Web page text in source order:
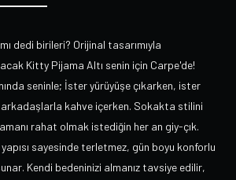
dedi birileri? Orijinal tasarımıyla
Kitty Pijama Altı senin için Carpe'de!
seninle; İster yürüyüşe çıkarken, ister
kahve içerken. Sokakta stilini
rahat olmak istediğin her an giy-çık.
sayesinde terletmez, gün boyu konforlu
Kendi bedeninizi almanız tavsiye edilir,